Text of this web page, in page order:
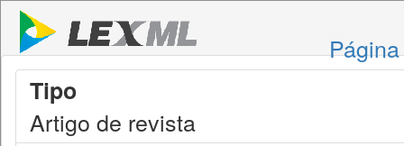
Tipo
Artigo de revista